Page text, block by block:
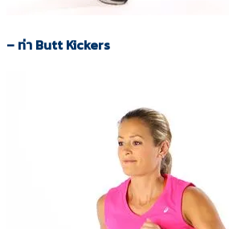
– ท่า Butt Kickers